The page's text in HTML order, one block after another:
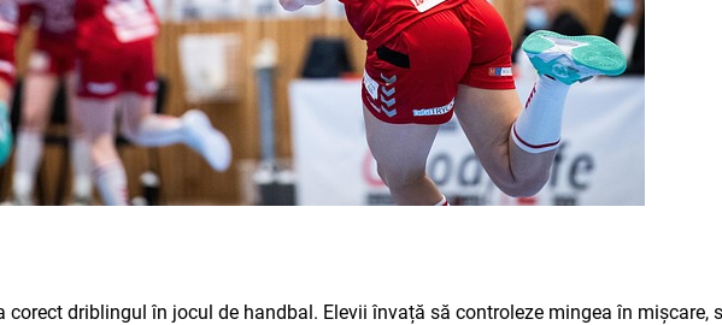
corect driblingul în jocul de handbal. Elevii învață să controleze mingea în mișcare,